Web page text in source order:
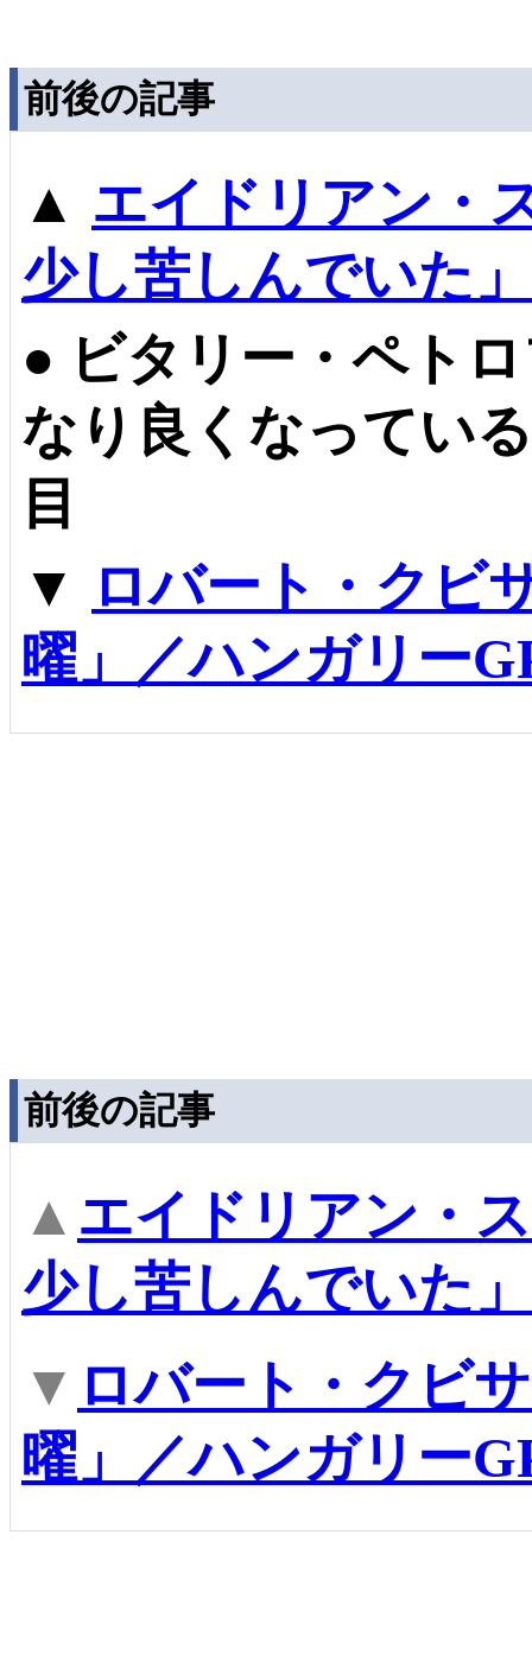
前後の記事
▲ エイドリアン・
少し苦しんでいた
● ビタリー・ペト
なり良くなってい
目
▼ ロバート・クビ
曜」／ハンガリー
前後の記事
▲ エイドリアン・
少し苦しんでいた
▼ ロバート・クビ
曜」／ハンガリー